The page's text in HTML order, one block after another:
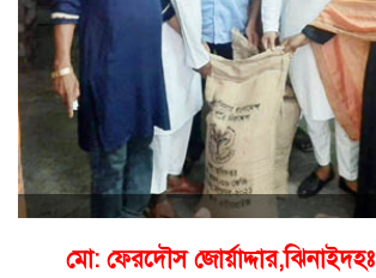
মো: ফেরদৌস জোর্য়াদ্দার,ঝিনাইদহঃ